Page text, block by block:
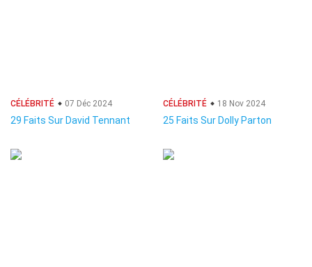
CÉLÉBRITÉ 07 Déc 2024
29 Faits Sur David Tennant
CÉLÉBRITÉ 18 Nov 2024
25 Faits Sur Dolly Parton